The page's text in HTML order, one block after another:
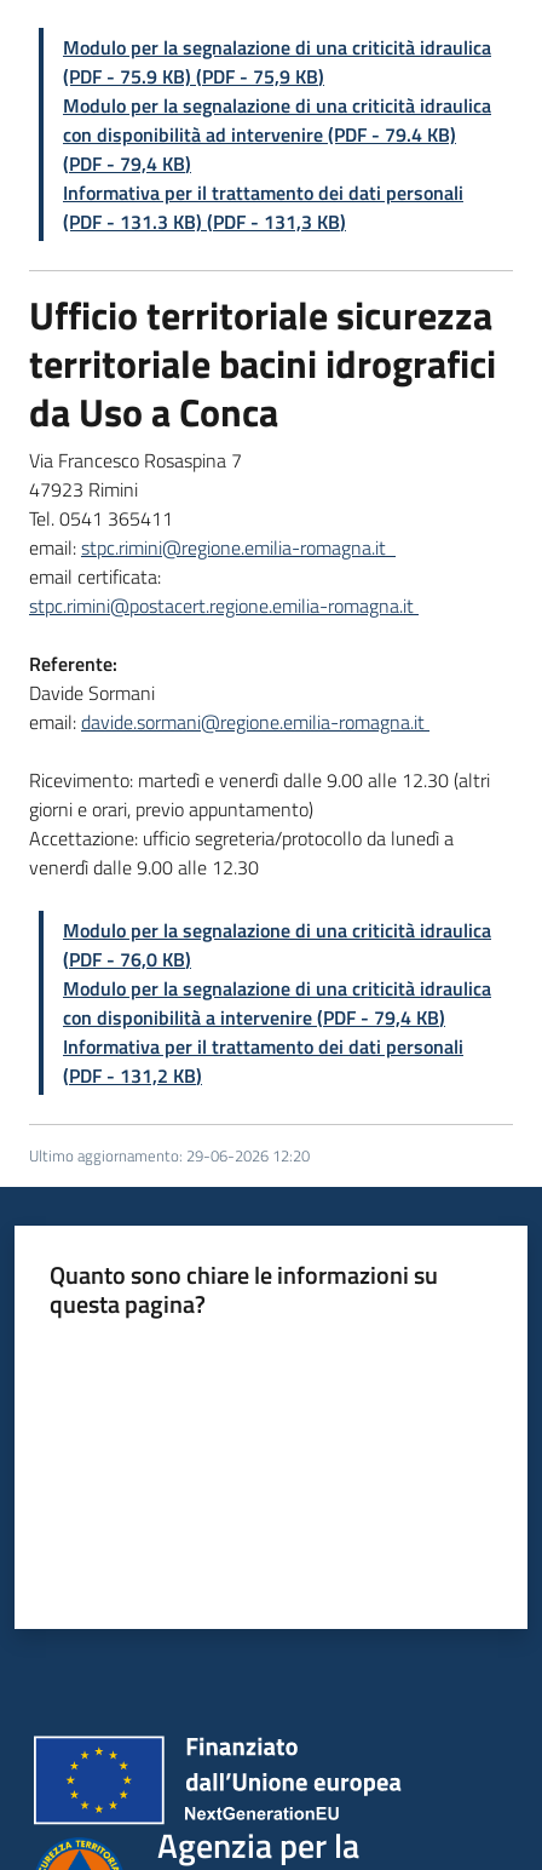
Modulo per la segnalazione di una criticità idraulica
(PDF - 75.9 KB) (PDF - 75,9 KB)
Modulo per la segnalazione di una criticità idraulica
con disponibilità ad intervenire (PDF - 79.4 KB)
(PDF - 79,4 KB)
Informativa per il trattamento dei dati personali
(PDF - 131.3 KB) (PDF - 131,3 KB)
Ufficio territoriale sicurezza
territoriale bacini idrografici
da Uso a Conca
Via Francesco Rosaspina 7
47923 Rimini
Tel. 0541 365411
email:stpc.rimini@regione.emilia-romagna.it
email certificata:
stpc.rimini@postacert.regione.emilia-romagna.it
Referente:
Davide Sormani
email:davide.sormani@regione.emilia-romagna.it
Ricevimento: martedì e venerdì dalle 9.00 alle 12.30 (altri
giorni e orari, previo appuntamento)
Accettazione: ufficio segreteria/protocollo da lunedì a
venerdì dalle 9.00 alle 12.30
Modulo per la segnalazione di una criticità idraulica
(PDF - 76,0 KB)
Modulo per la segnalazione di una criticità idraulica
con disponibilità a intervenire(PDF - 79,4 KB)
Informativa per il trattamento dei dati personali
(PDF - 131,2 KB)
Ultimo aggiornamento: 29-06-2026 12:20
Quanto sono chiare le informazioni su
questa pagina?
Agenzia per la